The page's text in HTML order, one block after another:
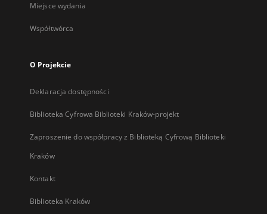
Miejsce wydania
Współtwórca
O Projekcie
Deklaracja dostępności
Biblioteka Cyfrowa Biblioteki Kraków-projekt
Zaproszenie do współpracy z Biblioteką Cyfrową Biblioteki
Kraków
Kontakt
Biblioteka Kraków